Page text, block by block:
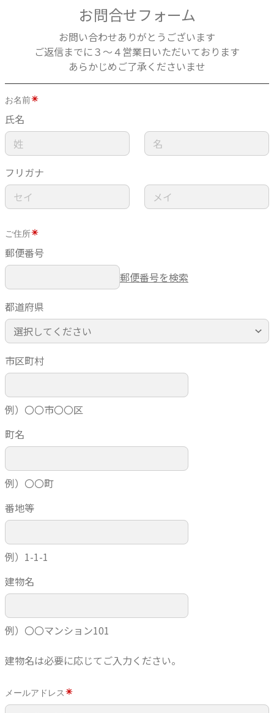
お問合せフォーム
お問い合わせありがとうございます
ご返信までに３〜４営業日いただいております
あらかじめご了承くださいませ
お名前
氏名
フリガナ
ご住所
郵便番号
郵便番号を検索
都道府県
市区町村
例）〇〇市〇〇区
町名
例）〇〇町
番地等
例）1-1-1
建物名
例）〇〇マンション101
建物名は必要に応じてご入力ください。
メールアドレス